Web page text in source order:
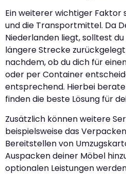
Ein weiterer wichtiger Faktor
und die Transportmittel. Da
Niederlanden liegt, solltest
längere Strecke
nachdem, ob du dich für
oder per Container
entsprechend. Hierbei
finden die beste Lösung für
Zusätzlich können weitere
beispielsweise das
Bereitstellen von
Auspacken deiner Möbel
optionalen Leistungen